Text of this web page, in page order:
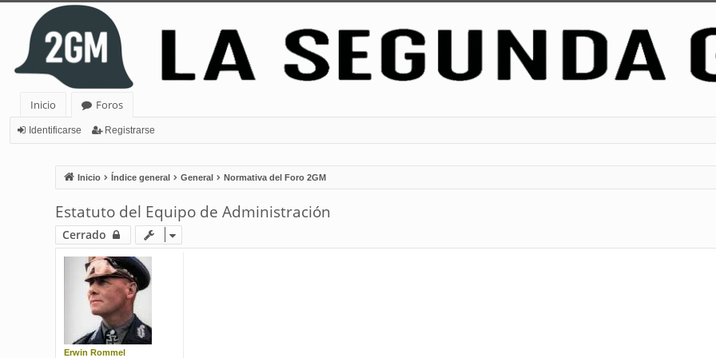
Inicio
Foros
Identificarse Registrarse
Inicio Índice general General Normativa del Foro 2GM
Estatuto del Equipo de Administración
Cerrado
Erwin Rommel